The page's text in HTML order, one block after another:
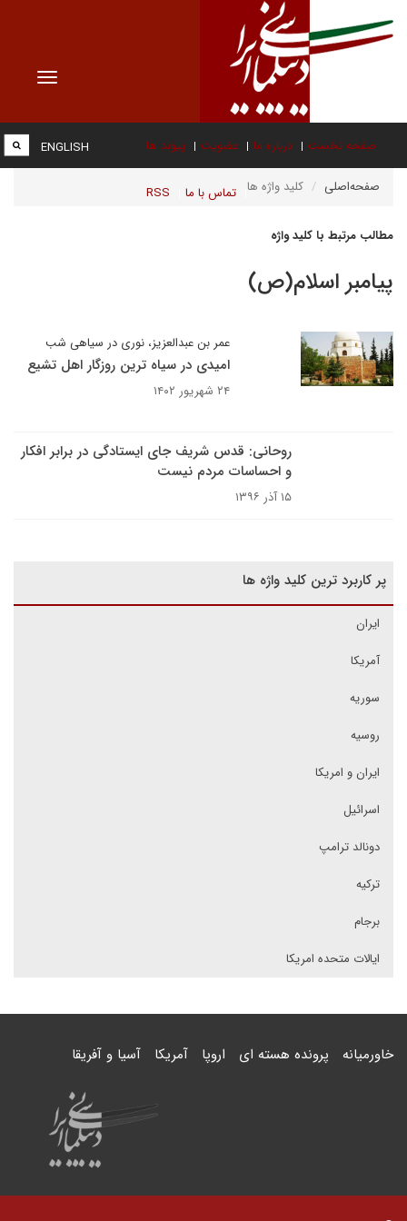
Toggle
صفحه نخست درباره ما عضویت پیوند ها
تماس با ما RSS
ENGLISH
صفحه‌اصلی کلید واژه ها
مطالب مرتبط با کلید واژه
پیامبر اسلام(ص)
عمر بن عبدالعزیز، نوری در سیاهی شب
امیدی در سیاه ترین روزگار اهل تشیع
۲۴ شهریور ۱۴۰۲
روحانی: قدس شریف جای ایستادگی در برابر افکار
و احساسات مردم نیست
۱۵ آذر ۱۳۹۶
پر کاربرد ترین کلید واژه ها
ایران
آمریکا
سوریه
روسیه
ایران و امریکا
اسرائیل
دونالد ترامپ
ترکیه
برجام
ایالات متحده امریکا
خاورمیانه پرونده هسته ای اروپا آمریکا آسیا و آفریقا